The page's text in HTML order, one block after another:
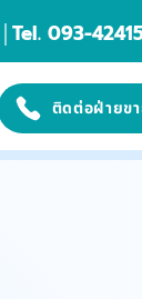
│Tel. 093-
ติดต่อฝ่ายข